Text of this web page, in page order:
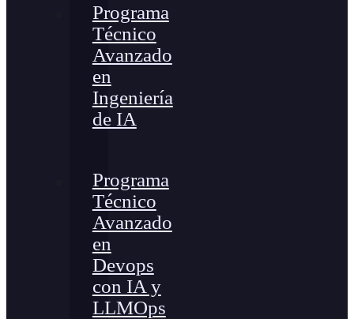
Programa
Técnico
Avanzado
en
Ingeniería
de IA
Programa
Técnico
Avanzado
en
Devops
con IA y
LLMOps